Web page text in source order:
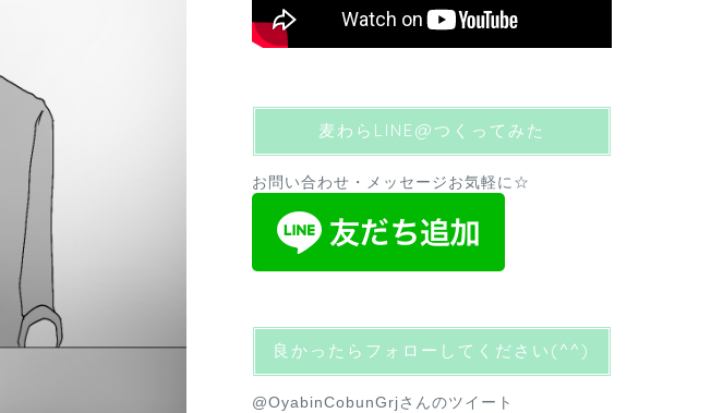
麦わらLINE@つくってみた
お問い合わせ・メッセージお気軽に☆
良かったらフォローしてください(^^)
@OyabinCobunGrjさんのツイート